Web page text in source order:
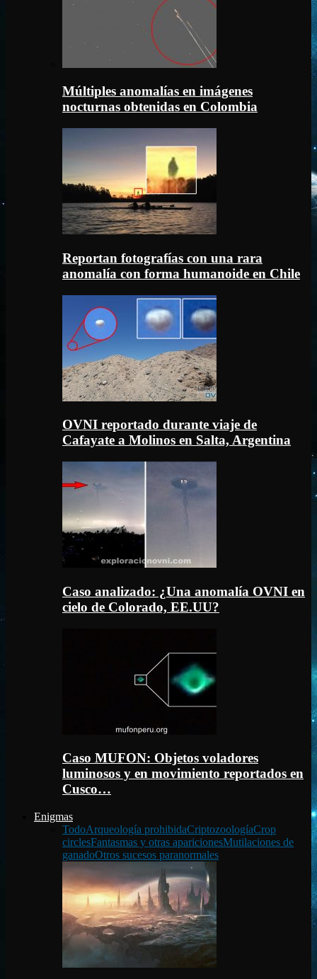
Múltiples anomalías en imágenes
nocturnas obtenidas en Colombia
Reportan fotografías con una rara
anomalía con forma humanoide en Chile
OVNI reportado durante viaje de
Cafayate a Molinos en Salta, Argentina
Caso analizado: ¿Una anomalía OVNI en
cielo de Colorado, EE.UU?
Caso MUFON: Objetos voladores
luminosos y en movimiento reportados en
Cusco…
Enigmas
TodoArqueología prohibidaCriptozoologíaCrop
circlesFantasmas y otras aparicionesMutilaciones de
ganadoOtros sucesos paranormales